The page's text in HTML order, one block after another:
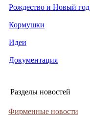
Рождество и Новый год
Кормушки
Идеи
Документация
Разделы новостей
Фирменные новости